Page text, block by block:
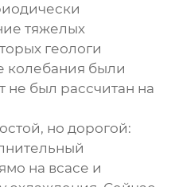
тяжелых
геологи
колебания были
не был рассчитан на
но дорогой:
на всасе и